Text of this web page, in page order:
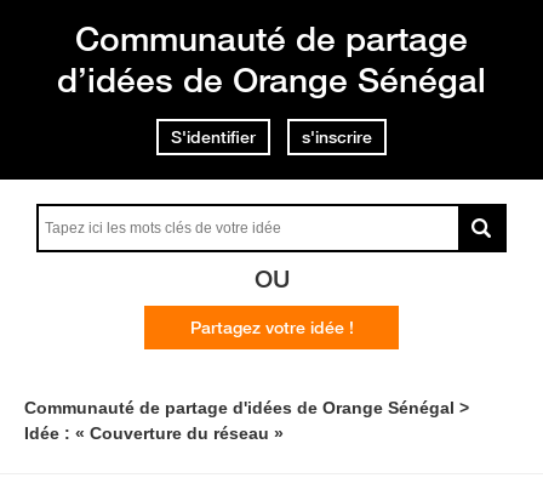
Communauté de partage
d’idées de Orange Sénégal
S'identifier s'inscrire
OU
Partagez votre idée !
Communauté de partage d'idées de Orange Sénégal
Idée : « Couverture du réseau »